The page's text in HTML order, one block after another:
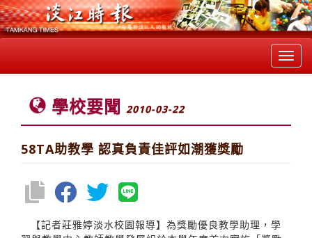
學校要聞 2010-03-22
58TA助教學 認真負責佳評如潮獲獎勵
【記者莊雅婷淡水校園報導】為獎勵優良教學助理，學